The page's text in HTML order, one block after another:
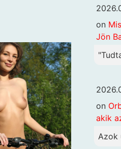
on
Jön
on
akik
Azok